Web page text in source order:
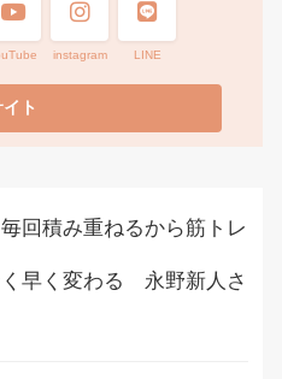
instagram LINE
回積み重ねるから筋トレ
早く変わる 永野新人さ